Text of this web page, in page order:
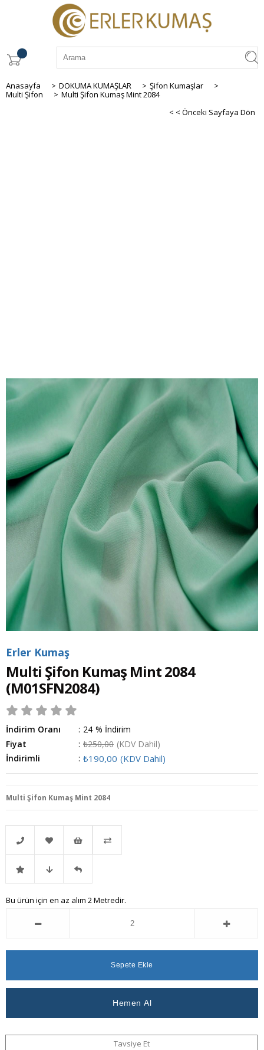
Anasayfa > DOKUMA KUMAŞLAR > Şifon Kumaşlar
>
Multi Şifon
> Multi Şifon Kumaş Mint 2084
< < Önceki Sayfaya Dön
Erler Kumaş
Multi Şifon Kumaş Mint 2084
(M01SFN2084)
İndirim Oranı : %
24
İndirim
Fiyat
: ₺250,00 (KDV Dahil)
İndirimli
: ₺190,00 (KDV Dahil)
Multi Şifon Kumaş Mint 2084
Telefonla
Sipariş
Favorilere
Ekle
İstek
Listeme
İndirimli Fiyat
Ver
Gelince
Bu ürün için en az alım 2 Metredir.
Tavsiye Et